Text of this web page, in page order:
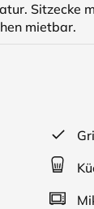
Sitzecke
mietbar.